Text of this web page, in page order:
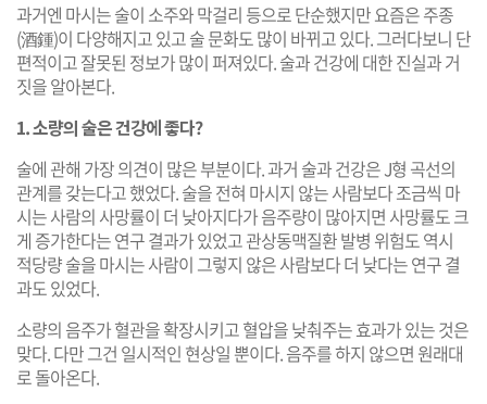
과거엔 마시는 술이 소주와 막걸리 등으로 단순했지만 요즘은 주종
(酒鍾)이 다양해지고 있고 술 문화도 많이 바뀌고 있다. 그러다보니 단
편적이고 잘못된 정보가 많이 퍼져있다. 술과 건강에 대한 진실과 거
짓을 알아본다.
1. 소량의 술은 건강에 좋다?
술에 관해 가장 의견이 많은 부분이다. 과거 술과 건강은 J형 곡선의
관계를 갖는다고 했었다. 술을 전혀 마시지 않는 사람보다 조금씩 마
시는 사람의 사망률이 더 낮아지다가 음주량이 많아지면 사망률도 크
게 증가한다는 연구 결과가 있었고 관상동맥질환 발병 위험도 역시
적당량 술을 마시는 사람이 그렇지 않은 사람보다 더 낮다는 연구 결
과도 있었다.
소량의 음주가 혈관을 확장시키고 혈압을 낮춰주는 효과가 있는 것은
맞다. 다만 그건 일시적인 현상일 뿐이다. 음주를 하지 않으면 원래대
로 돌아온다.